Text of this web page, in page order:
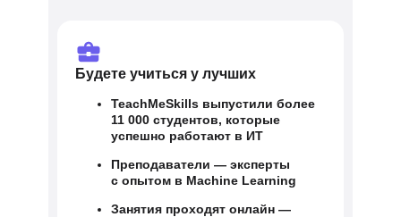
Будете учиться у лучших
TeachMeSkills выпустили более
11 000 студентов, которые
успешно работают в ИТ
Преподаватели — эксперты
с опытом в Machine Learning
Занятия проходят онлайн —